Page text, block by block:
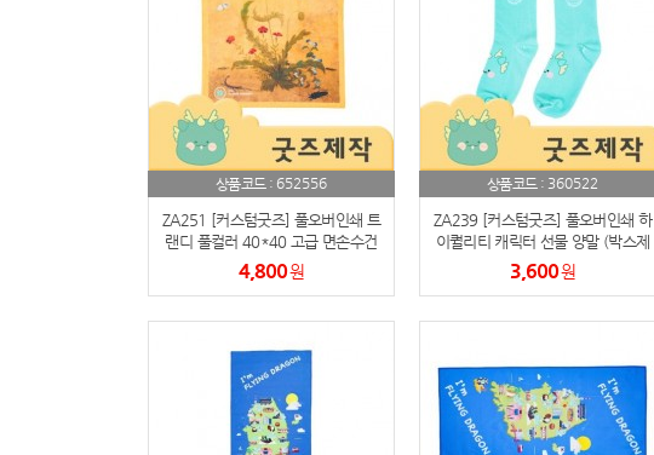
상품코드 : 652556
ZA251 [커스텀굿즈] 풀오버인쇄 트
랜디 풀컬러 40*40 고급 면손수건
(박스제작가능)
4,800원
상품코드 : 360522
ZA239 [커스텀굿즈] 풀오버인쇄 하
이퀄리티 캐릭터 선물 양말 (박스제
작가능)
3,600원